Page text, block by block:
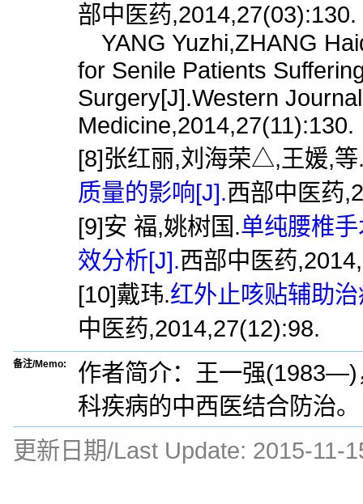
部中医药,2014,27(03):130.
YANG Yuzhi,ZHANG
for Senile Patients
Surgery[J].Western
Medicine,2014,27(11):130.
[8]张红丽,刘海荣△,王媛,等
质量的影响[J].西部中医药
[9]安 福,姚树国.单纯腰椎
效分析[J].西部中医药
[10]戴玮.红外止咳贴辅助
中医药,2014,27(12):98.
备注/Memo:
作者简介：王一强(1983—)
科疾病的中西医结合防治。
更新日期/Last Update: 2015-11-